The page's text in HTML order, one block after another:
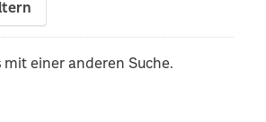
mit einer anderen Suche.